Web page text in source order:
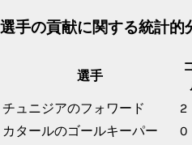
選手の貢献に関する統計的
選手
チュニジアのフォワード
2
カタールのゴールキーパー
0